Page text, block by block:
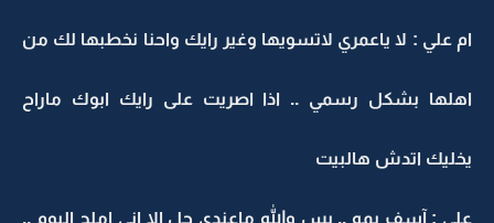
ام علي : لا ياعمري لاتسويها وغير رايك واحنا نخطبها لك من
اهلها بشكل رسمي .. اذا اصريت على رايك ابوك ماراح
يخليك اتدش هالبيت
علي : آسف يمه .. بس والله ماعندي حل الا اني املج اليوم ..